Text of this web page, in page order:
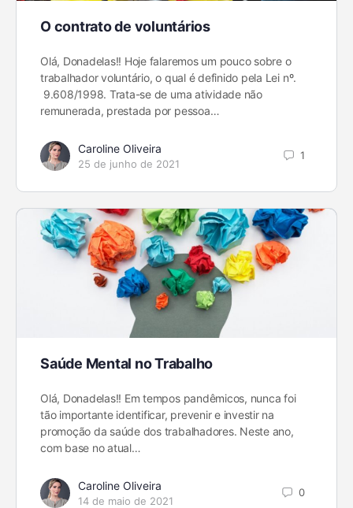
O contrato de voluntários
Olá, Donadelas!! Hoje falaremos um pouco sobre o
trabalhador voluntário, o qual é definido pela Lei nº.
9.608/1998. Trata-se de uma atividade não
remunerada, prestada por pessoa…
Caroline Oliveira
25 de junho de 2021
1
Saúde Mental no Trabalho
Olá, Donadelas!! Em tempos pandêmicos, nunca foi
tão importante identificar, prevenir e investir na
promoção da saúde dos trabalhadores. Neste ano,
com base no atual…
Caroline Oliveira
14 de maio de 2021
0